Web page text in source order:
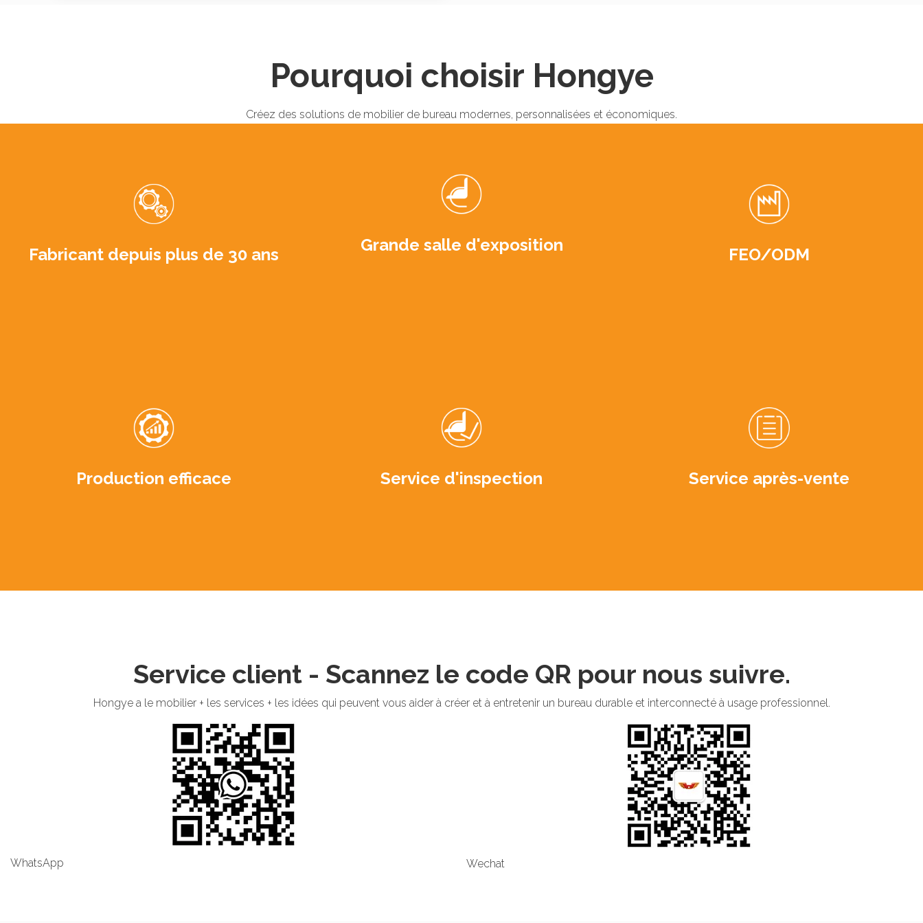
Pourquoi choisir Hongye
Créez des solutions de mobilier de bureau modernes, personnalisées et économiques.
Fabricant depuis plus de 30 ans Grande salle d'exposition FEO/ODM
Production efficace Service d'inspection Service après-vente
Service client - Scannez le code QR pour nous suivre.
Hongye a le mobilier + les services + les idées qui peuvent vous aider à créer et à entretenir un bureau durable et interconnecté à usage professionnel.
WhatsApp Wechat